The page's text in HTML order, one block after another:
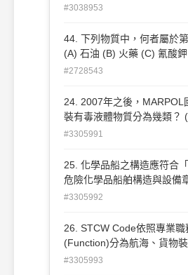
#3038953
44. 下列物質中，何者屬於
(A) 石油 (B) 火藥 (C) 氰酸
#2728543
24. 2007年之後，MARPOL
裝有毒液體物質分為幾類？
(D)2
#3305991
25. 化學品船之構造應符合
危險化學品船舶構造與設備
為？ (A)IBC code (B)IGC
#3305992
26. STCW Code依照專業職
(Function)分為航海、貨物裝
員管理、輪機….等幾大類？
#3305993